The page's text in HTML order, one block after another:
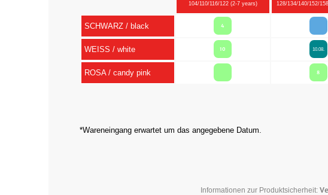
104/110/116/122 (2-7 years) 128/134/140/152/
SCHWARZ / black 4
WEISS / white 10 10.08.
ROSA / candy pink 8
*Wareneingang erwartet um das angegebene Datum.
Informationen zur Produktsicherheit: